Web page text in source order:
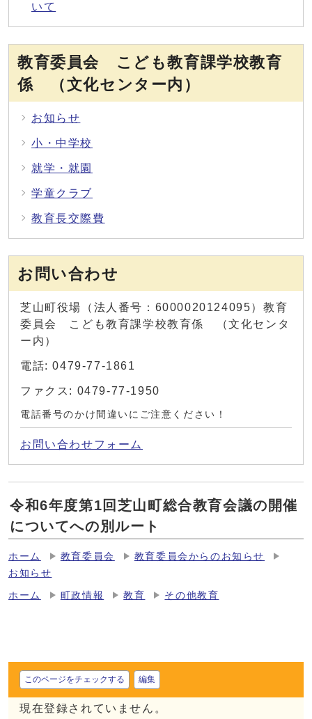
いて
教育委員会 こども教育課学校教育
係 （文化センター内）
お知らせ
小・中学校
就学・就園
学童クラブ
教育長交際費
お問い合わせ
芝山町役場（法人番号：6000020124095）教育
委員会 こども教育課学校教育係 （文化センタ
ー内）
電話: 0479-77-1861
ファクス: 0479-77-1950
電話番号のかけ間違いにご注意ください！
お問い合わせフォーム
令和6年度第1回芝山町総合教育会議の開催
についてへの別ルート
ホーム 教育委員会
教育委員会からのお知らせ
お知らせ
ホーム 町政情報 教育 その他教育
このページをチェックする 編集
現在登録されていません。